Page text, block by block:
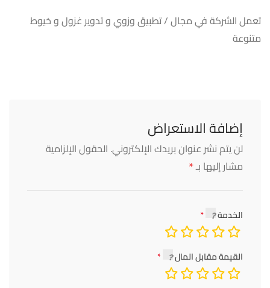
تعمل الشركة في مجال / تطبيق وزوي و تدوير غزول و خيوط
متنوعة
إضافة الاستعراض
لن يتم نشر عنوان بريدك الإلكتروني. الحقول الإلزامية
مشار إليها بـ*
الخدمة
القيمة مقابل المال